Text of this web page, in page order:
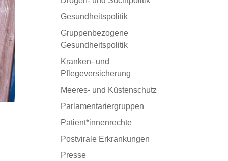
Gesundheitspolitik
Gruppenbezogene
Gesundheitspolitik
Kranken- und
Pflegeversicherung
Meeres- und Küstenschutz
Parlamentariergruppen
Patient*innenrechte
Postvirale Erkrankungen
Presse